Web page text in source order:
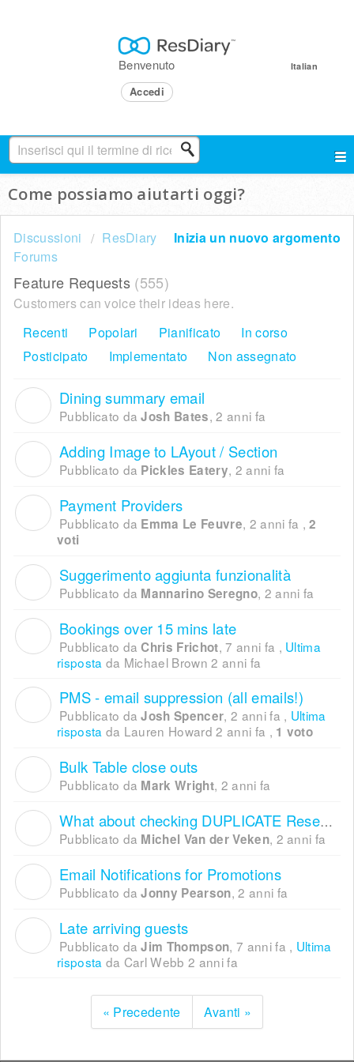
Italian
Benvenuto
Accedi
Come possiamo aiutarti oggi?
Inizia un nuovo argomento
Discussioni
ResDiary
Forums
Feature Requests 555
Customers can voice their ideas here.
Recenti
Popolari Pianificato
In corso
Posticipato
Implementato Non assegnato
Dining summary email
Pubblicato daJosh Bates,2 anni fa
Adding Image to LAyout / Section
Pubblicato da Pickles Eatery, 2 anni fa
Payment Providers
Pubblicato da Emma Le Feuvre, 2 anni fa ,2
voti
Suggerimento aggiunta funzionalità
Pubblicato da Mannarino Seregno, 2 anni fa
Bookings over 15 mins late
Pubblicato daChris Frichot,7 anni fa , Ultima
risposta da Michael Brown2 anni fa
PMS - email suppression (all emails!)
Pubblicato daJosh Spencer, 2 anni fa , Ultima
risposta da Lauren Howard2 anni fa , 1 voto
Bulk Table close outs
Pubblicato da Mark Wright, 2 anni fa
What about checking DUPLICATE Reservation
Pubblicato da Michel Van der Veken, 2 anni fa
Email Notifications for Promotions
Pubblicato daJonny Pearson,2 anni fa
Late arriving guests
Pubblicato daJim Thompson, 7 anni fa , Ultima
risposta da Carl Webb2 anni fa
« Precedente Avanti »